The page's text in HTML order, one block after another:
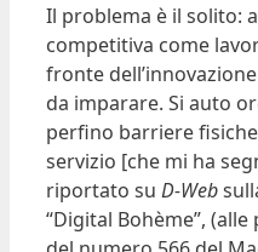
Il problema è il solito:
competitiva come
fronte
da imparare. Si auto
perfino barriere
servizio [che mi ha
riportato su D-Web
“Digital Bohème”, (alle